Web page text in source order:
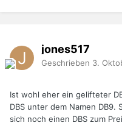
jones517
Geschrieben 3.
Ist wohl eher ein gelifteter
DBS unter dem Namen
sich noch einen DBS zum